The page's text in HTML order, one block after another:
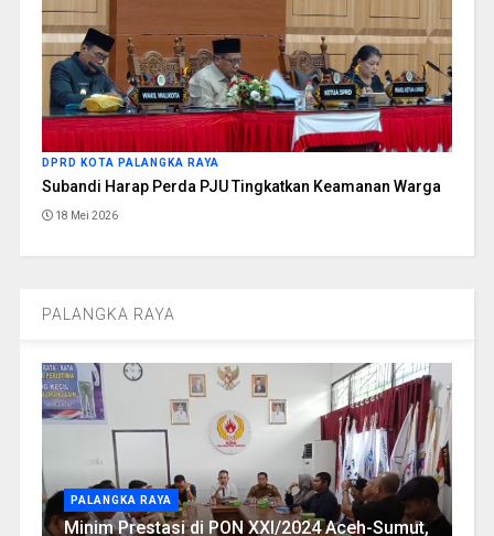
DPRD KOTA PALANGKA RAYA
Subandi Harap Perda PJU Tingkatkan Keamanan Warga
18 Mei 2026
PALANGKA RAYA
PALANGKA RAYA
Minim Prestasi di PON XXI/2024 Aceh-Sumut,